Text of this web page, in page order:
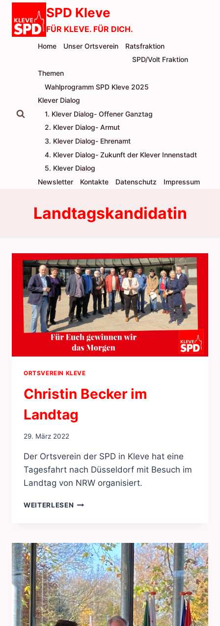
Inhalt
springen
SPD Kleve
FÜR KLEVE. FÜR DICH.
Home Unser Ortsverein
Ratsfraktion
SPD/Volt Fraktion
Themen
Wahlprogramm SPD Kleve 2025
Klever Dialog
1. Klever Dialog- Offener Ganztag
2. Klever Dialog- Armut
3. Klever Dialog- Ehrenamt
4. Klever Dialog- Zukunft der Klever Innenstadt
5. Klever Dialog
Newsletter
Kontakte Datenschutz Impressum
Landtagskandidatin
ORTSVEREIN KLEVE
Christin Becker im
Landtag
29. März 2022
Der Ortsverein der SPD in Kleve hat eine
Tagesfahrt nach Düsseldorf mit Besuch im
Landtag von NRW organisiert.
WEITERLESEN CHRISTIN